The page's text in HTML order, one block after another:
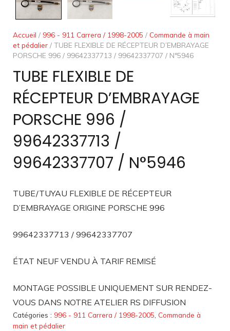
Accueil / 996 - 911 Carrera / 1998-2005 / Commande à main
et pédalier / TUBE FLEXIBLE DE RÉCEPTEUR D’EMBRAYAGE
PORSCHE 996 / 99642337713 / 99642337707 / N°5946
TUBE FLEXIBLE DE
RÉCEPTEUR D’EMBRAYAGE
PORSCHE 996 /
99642337713 /
99642337707 / N°5946
TUBE/TUYAU FLEXIBLE DE RÉCEPTEUR
D’EMBRAYAGE ORIGINE PORSCHE 996
99642337713 / 99642337707
ÉTAT NEUF VENDU À TARIF REMISÉ
MONTAGE POSSIBLE UNIQUEMENT SUR RENDEZ-
VOUS DANS NOTRE ATELIER RS DIFFUSION
Catégories : 996 - 911 Carrera / 1998-2005 Commande à
main et pédalier